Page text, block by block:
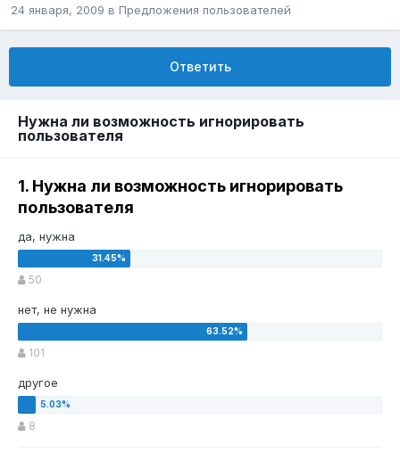
24 января, 2009 в Предложения пользователей
Ответить
Нужна ли возможность игнорировать
пользователя
1. Нужна ли возможность игнорировать
пользователя
да, нужна
50
нет, не нужна
101
другое
8